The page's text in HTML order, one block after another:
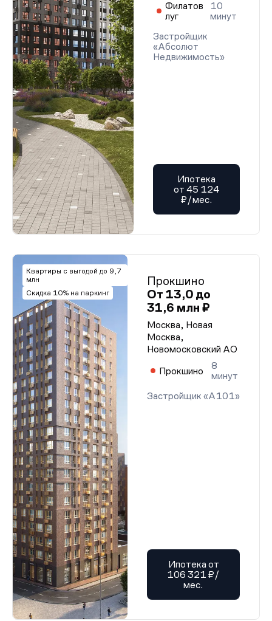
Филатов
луг
10
минут
Застройщик
«Абсолют
Недвижимость»
Ипотека
от 45 124
₽/мес.
Квартиры с выгодой до 9,7
млн
Скидка 10% на паркинг
Прокшино
От 13,0 до
31,6 млн ₽
Москва, Новая
Москва,
Новомосковский АО
Прокшино
8
минут
Застройщик «А101»
Ипотека от
106 321 ₽/
мес.